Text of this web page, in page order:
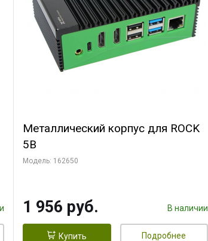
Металлический корпус для ROCK
5B
Модель: 162650
1 956 руб. В наличии
Купить Подробнее